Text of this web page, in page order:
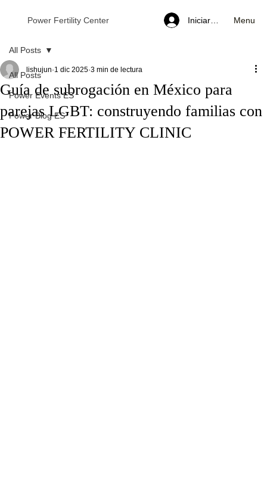
Power Fertility Center Iniciar sesiónMenu
All Posts
Power Events ES
Power Blog ES
All Posts
Guía de subrogación en México para
parejas LGBT: construyendo familias con
POWER FERTILITY CLINIC
lishujun 1 dic 2025 3 min de lectura